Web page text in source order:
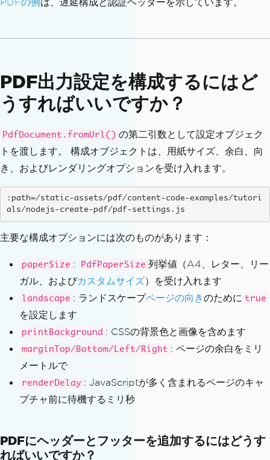
PDFの例 は、遅延構成と認証ヘッダーを示しています。
PDF出力設定を構成するにはど
うすればいいですか？
PdfDocument.fromUrl() の第二引数として設定オブジェク
トを渡します。 構成オブジェクトは、用紙サイズ、余白、向
き、およびレンダリングオプションを受け入れます。
:path=/static-assets/pdf/content-code-examples/tutori
als/nodejs-create-pdf/pdf-settings.js
主要な構成オプションには次のものがあります：
paperSize : PdfPaperSize 列挙値（A4、レター、リー
ガル、およびカスタムサイズ）を受け入れます
landscape : ランドスケープページの向きのために true
を設定します
printBackground : CSSの背景色と画像を含めます
marginTop/Bottom/Left/Right : ページの余白をミリ
メートルで
renderDelay : JavaScriptが多く含まれるページのキャ
プチャ前に待機するミリ秒
PDFにヘッダーとフッターを追加するにはどうす
ればいいですか？